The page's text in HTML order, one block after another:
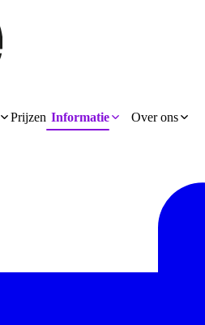
Prijzen Informatie Over ons